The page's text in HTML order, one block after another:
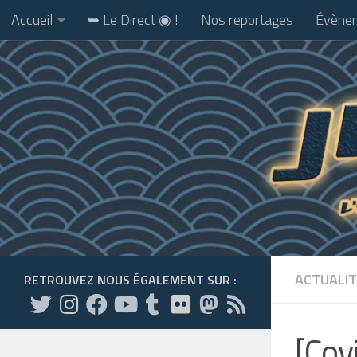
Skip to content
Accueil ➥ Le Direct ◉ ! Nos reportages
RETROUVEZ NOUS ÉGALEMENT SUR :